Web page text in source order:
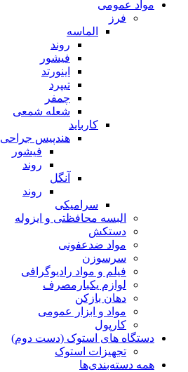
مواد عمومی
فرز
الماسه
روند
فیشور
اینورتد
تیپرد
چمفر
شعله شمعی
کارباید
هندپیس جراحی
فیشور
روند
آنگل
روند
سرامیکی
البسه محافظتی و ایزوله
دستکش
مواد ضدعفونی
سرسوزن
فیلم و مواد رادیوگرافی
لوازم یکبارمصرف
دهان بازکن
مواد و ابزار عمومی
کارپول
دستگاه های استوک (دست دوم)
تجهیزات استوک
همه دسته‌بندی‌ها